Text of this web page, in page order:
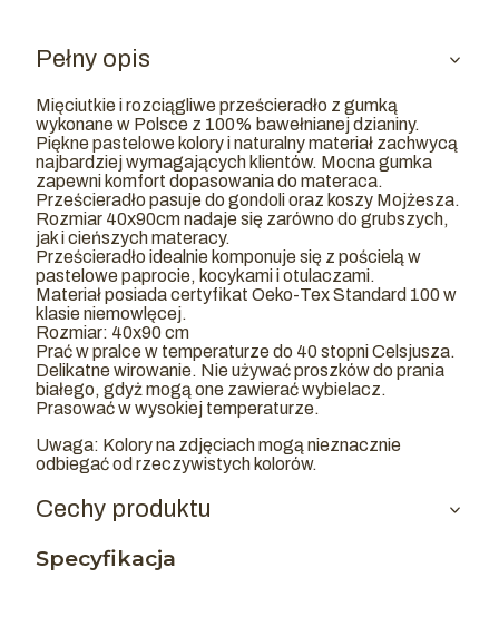
Pełny opis
Mięciutkie i rozciągliwe prześcieradło z gumką
wykonane w Polsce z 100% bawełnianej dzianiny.
Piękne pastelowe kolory i naturalny materiał zachwycą
najbardziej wymagających klientów. Mocna gumka
zapewni komfort dopasowania do materaca.
Prześcieradło pasuje do gondoli oraz koszy Mojżesza.
Rozmiar 40x90cm nadaje się zarówno do grubszych,
jak i cieńszych materacy.
Prześcieradło idealnie komponuje się z pościelą w
pastelowe paprocie, kocykami i otulaczami.
Materiał posiada certyfikat Oeko-Tex Standard 100 w
klasie niemowlęcej.
Rozmiar: 40x90 cm
Prać w pralce w temperaturze do 40 stopni Celsjusza.
Delikatne wirowanie. Nie używać proszków do prania
białego, gdyż mogą one zawierać wybielacz.
Prasować w wysokiej temperaturze.
Uwaga: Kolory na zdjęciach mogą nieznacznie
odbiegać od rzeczywistych kolorów.
Cechy produktu
Specyfikacja